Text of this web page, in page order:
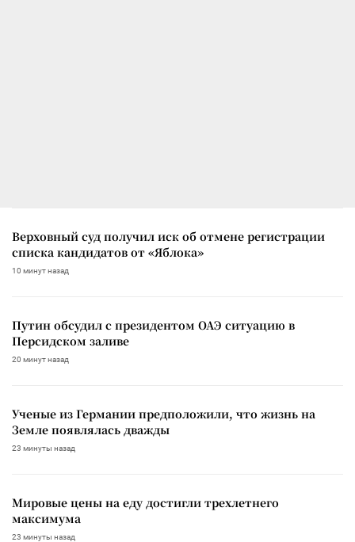
Верховный суд получил иск об отмене регистрации
списка кандидатов от «Яблока»
10 минут назад
Путин обсудил с президентом ОАЭ ситуацию в
Персидском заливе
20 минут назад
Ученые из Германии предположили, что жизнь на
Земле появлялась дважды
23 минуты назад
Мировые цены на еду достигли трехлетнего
максимума
23 минуты назад